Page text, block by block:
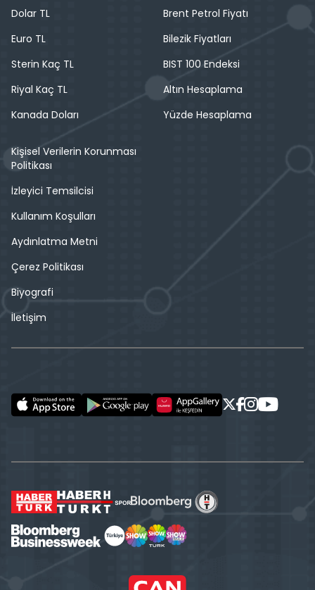
Dolar TL
Euro TL
Sterin Kaç TL
Riyal Kaç TL
Kanada Doları
Brent Petrol Fiyatı
Bilezik Fiyatları
BIST 100 Endeksi
Altın Hesaplama
Yüzde Hesaplama
Kişisel Verilerin Korunması
Politikası
İzleyici Temsilcisi
Kullanım Koşulları
Aydınlatma Metni
Çerez Politikası
Biyografi
İletişim